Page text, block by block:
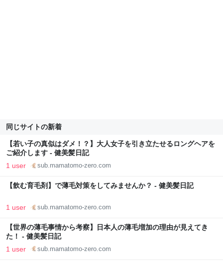
同じサイトの新着
【若い子の真似はダメ！？】大人女子を引き立たせるロングヘアを
ご紹介します - 健美髪日記
1 user sub.mamatomo-zero.com
【飲む育毛剤】で薄毛対策をしてみませんか？ - 健美髪日記
1 user sub.mamatomo-zero.com
【世界の薄毛事情から考察】日本人の薄毛増加の理由が見えてき
た！ - 健美髪日記
1 user sub.mamatomo-zero.com